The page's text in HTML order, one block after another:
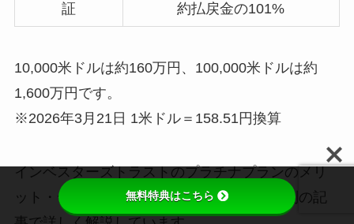
証
約払戻金の101%
10,000米ドルは約160万円、100,000米ドルは約
1,600万円です。
※2026年3月21日 1米ドル＝158.51円換算
インベスターズトラストのプラチナプランのメリ
ット・デメリット、向いている人などは、別の記
無料特典はこちら